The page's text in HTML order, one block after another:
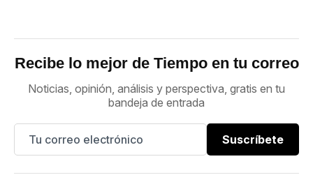
Recibe lo mejor de Tiempo en tu correo
Noticias, opinión, análisis y perspectiva, gratis en tu
bandeja de entrada
Suscríbete